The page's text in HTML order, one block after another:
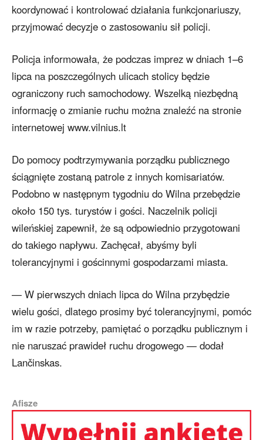
koordynować i kontrolować działania funkcjonariuszy,
przyjmować decyzje o zastosowaniu sił policji.
Policja informowała, że podczas imprez w dniach 1–6
lipca na poszczególnych ulicach stolicy będzie
ograniczony ruch samochodowy. Wszelką niezbędną
informację o zmianie ruchu można znaleźć na stronie
internetowej www.vilnius.lt
Do pomocy podtrzymywania porządku publicznego
ściągnięte zostaną patrole z innych komisariatów.
Podobno w następnym tygodniu do Wilna przebędzie
około 150 tys. turystów i gości. Naczelnik policji
wileńskiej zapewnił, że są odpowiednio przygotowani
do takiego napływu. Zachęcał, abyśmy byli
tolerancyjnymi i gościnnymi gospodarzami miasta.
— W pierwszych dniach lipca do Wilna przybędzie
wielu gości, dlatego prosimy być tolerancyjnymi, pomóc
im w razie potrzeby, pamiętać o porządku publicznym i
nie naruszać prawideł ruchu drogowego — dodał
Lančinskas.
Afisze